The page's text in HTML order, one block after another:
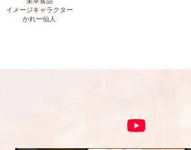
イメージキャラクター
かれー仙人